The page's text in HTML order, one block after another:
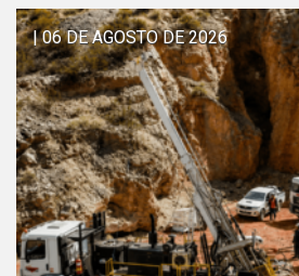
| 06 DE AGOSTO DE 2026